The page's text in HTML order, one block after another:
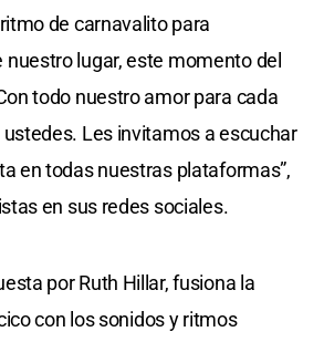
de carnavalito para
nuestro lugar, este momento del
todo nuestro amor para cada
ustedes. Les invitamos a escuchar
en todas nuestras plataformas”,
en sus redes sociales.
por Ruth Hillar, fusiona la
con los sonidos y ritmos